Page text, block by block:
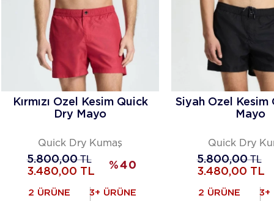
Kırmızı Özel Kesim Quick
Dry Mayo
Quick Dry Kumaş
5.800,00TL
3.480,00 TL
%40
2 ÜRÜNE 3+ ÜRÜNE
Siyah Özel Kesim
Mayo
Quick Dry
5.800,00TL
3.480,00 TL
2 ÜRÜNE 3+